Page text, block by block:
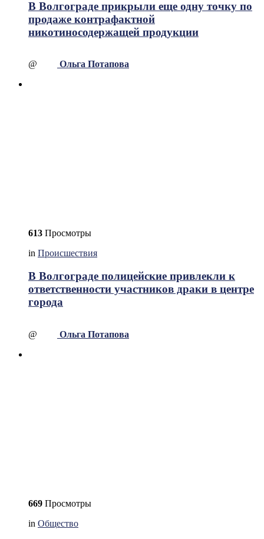
В Волгограде прикрыли еще одну точку по
продаже контрафактной
никотиносодержащей продукции
@ Ольга Потапова
613 Просмотры
in Происшествия
В Волгограде полицейские привлекли к
ответственности участников драки в центре
города
@ Ольга Потапова
669 Просмотры
in Общество